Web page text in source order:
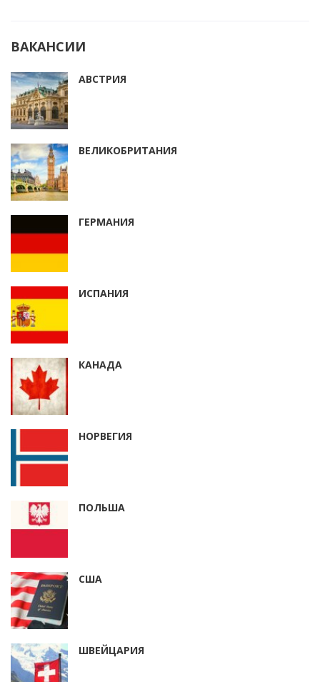
ВАКАНСИИ
АВСТРИЯ
ВЕЛИКОБРИТАНИЯ
ГЕРМАНИЯ
ИСПАНИЯ
КАНАДА
НОРВЕГИЯ
ПОЛЬША
США
ШВЕЙЦАРИЯ